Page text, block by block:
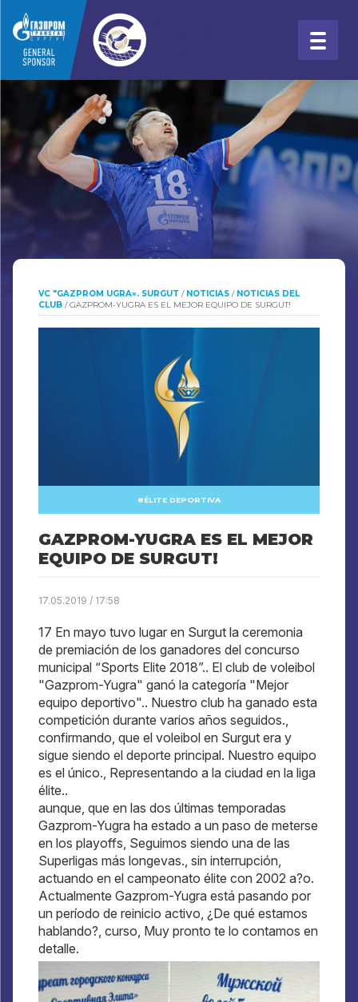
VC "GAZPROM UGRA». SURGUT / NOTICIAS / NOTICIAS DEL
CLUB /GAZPROM-YUGRA ES EL MEJOR EQUIPO DE SURGUT!
ÉLITE DEPORTIVA
GAZPROM-YUGRA ES EL MEJOR
EQUIPO DE SURGUT!
17.05.2019 / 17:58
17 En mayo tuvo lugar en Surgut la ceremonia
de premiación de los ganadores del concurso
municipal “Sports Elite 2018”.. El club de voleibol
"Gazprom-Yugra" ganó la categoría "Mejor
equipo deportivo".. Nuestro club ha ganado esta
competición durante varios años seguidos.,
confirmando, que el voleibol en Surgut era y
sigue siendo el deporte principal. Nuestro equipo
es el único., Representando a la ciudad en la liga
élite..
aunque, que en las dos últimas temporadas
Gazprom-Yugra ha estado a un paso de meterse
en los playoffs, Seguimos siendo una de las
Superligas más longevas., sin interrupción,
actuando en el campeonato élite con 2002 a?o.
Actualmente Gazprom-Yugra está pasando por
un período de reinicio activo, ¿De qué estamos
hablando?, curso, Muy pronto te lo contamos en
detalle.